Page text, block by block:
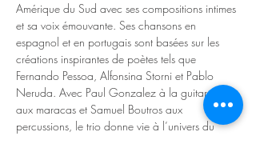
Amérique du Sud avec ses compositions intimes
et sa voix émouvante. Ses chansons en
espagnol et en portugais sont basées sur les
créations inspirantes de poètes tels que
Fernando Pessoa, Alfonsina Storni et Pablo
Neruda. Avec Paul Gonzalez à la guitare et
aux maracas et Samuel Boutros aux
percussions, le trio donne vie à l’univers du